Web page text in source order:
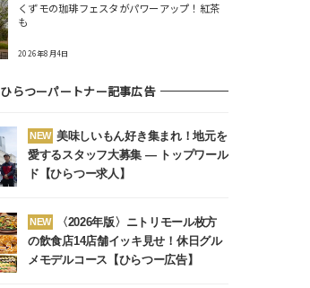
くずモの珈琲フェスタがパワーアップ！紅茶
も
2026年8月4日
ひらつーパートナー記事広告
NEW 美味しいもん好き集まれ！地元を
愛するスタッフ大募集 ― トップワール
ド【ひらつー求人】
NEW
〈2026年版〉ニトリモール枚方
の飲食店14店舗イッキ見せ！休日グル
メモデルコース【ひらつー広告】